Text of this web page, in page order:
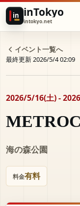
in inTokyo
intokyo.net
イベント一覧へ
最終更新 2026/5/4 02:09
2026/5/16(土) -
海の森公園
料金有料